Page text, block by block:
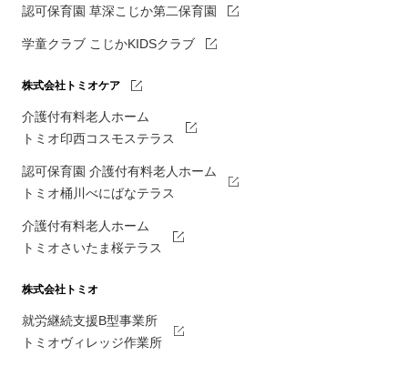
認可保育園 草深こじか第二保育園
学童クラブ こじかKIDSクラブ
株式会社トミオケア
介護付有料老人ホーム
トミオ印西コスモステラス
認可保育園 介護付有料老人ホーム
トミオ桶川べにばなテラス
介護付有料老人ホーム
トミオさいたま桜テラス
株式会社トミオ
就労継続支援B型事業所
トミオヴィレッジ作業所